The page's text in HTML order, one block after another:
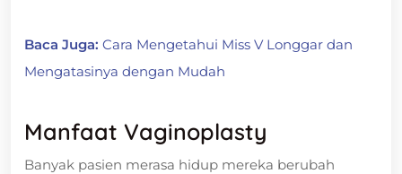
Baca Juga: Cara Mengetahui Miss V Longgar dan
Mengatasinya dengan Mudah
Manfaat Vaginoplasty
Banyak pasien merasa hidup mereka berubah